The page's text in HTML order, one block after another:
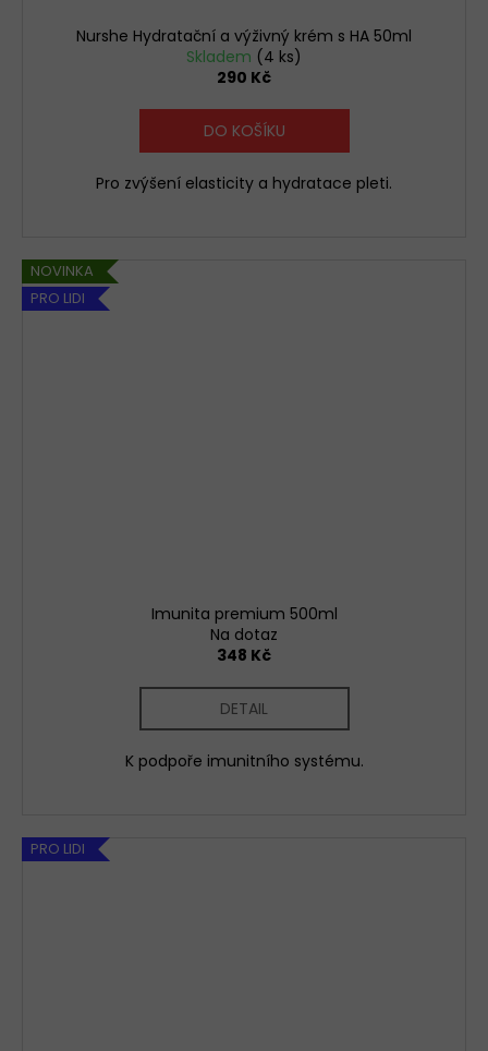
Nurshe Hydratační a výživný krém s HA 50ml
Skladem (4 ks)
290 Kč
DO KOŠÍKU
Pro zvýšení elasticity a hydratace pleti.
NOVINKA
PRO LIDI
Imunita premium 500ml
Na dotaz
348 Kč
DETAIL
K podpoře imunitního systému.
PRO LIDI